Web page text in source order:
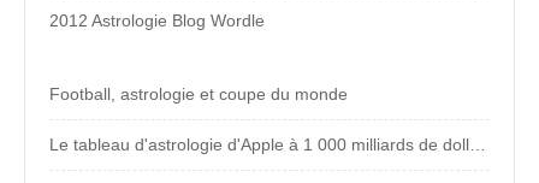
2012 Astrologie Blog Wordle
Football, astrologie et coupe du monde